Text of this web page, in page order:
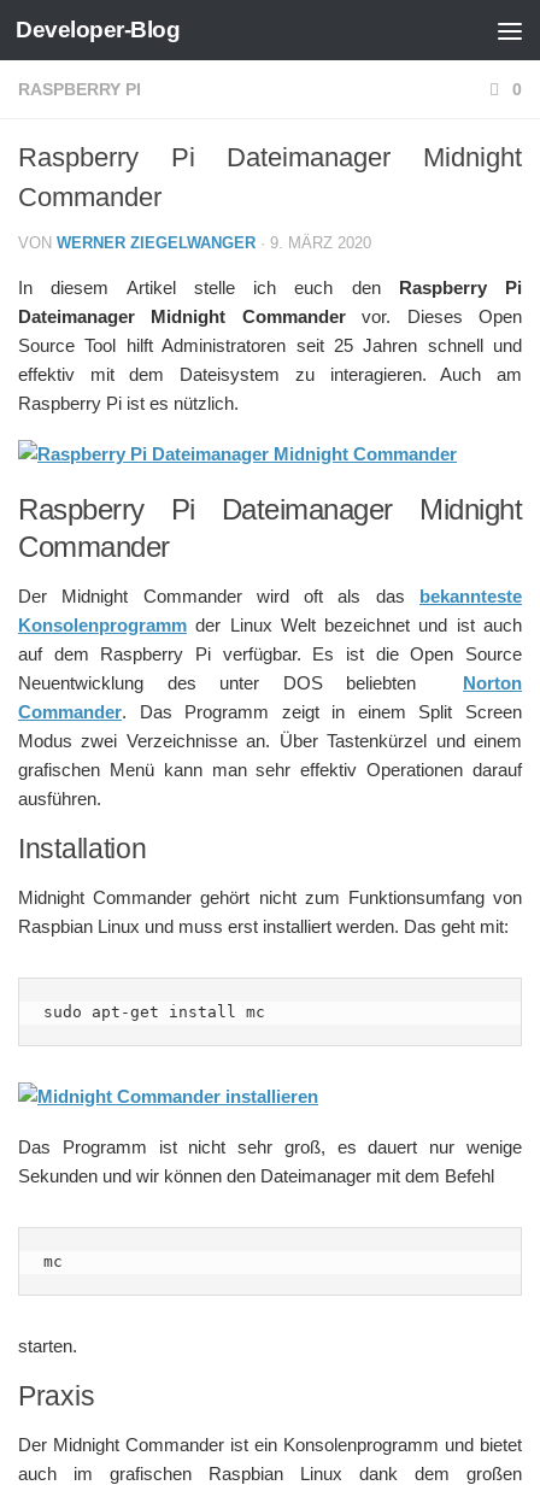
Zum Inhalt springen
Developer-Blog
RASPBERRY PI 0
Raspberry Pi Dateimanager Midnight
Commander
VON WERNER ZIEGELWANGER · 9. MÄRZ 2020
In diesem Artikel stelle ich euch denRaspberry Pi
Dateimanager Midnight Commandervor. Dieses Open
Source Tool hilft Administratoren seit 25 Jahren schnell und
effektiv mit dem Dateisystem zu interagieren. Auch am
Raspberry Pi ist es nützlich.
Raspberry Pi Dateimanager Midnight
Commander
Der Midnight Commander wird oft als das bekannteste
Konsolenprogramm der Linux Welt bezeichnet und ist auch
auf dem Raspberry Pi verfügbar. Es ist die Open Source
Neuentwicklung des unter DOS beliebten Norton
Commander. Das Programm zeigt in einem Split Screen
Modus zwei Verzeichnisse an. Über Tastenkürzel und einem
grafischen Menü kann man sehr effektiv Operationen darauf
ausführen.
Installation
Midnight Commander gehört nicht zum Funktionsumfang von
Raspbian Linux und muss erst installiert werden. Das geht mit:
sudo apt-get install mc
Das Programm ist nicht sehr groß, es dauert nur wenige
Sekunden und wir können den Dateimanager mit dem Befehl
mc
starten.
Praxis
Der Midnight Commander ist ein Konsolenprogramm und bietet
auch im grafischen Raspbian Linux dank dem großen